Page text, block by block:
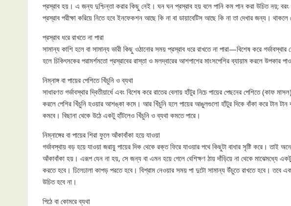
প্রস্রাব হয়। এ জন্য দুশ্চিন্তা করার কিছু নেই। ঘন ঘন প্রস্রাব হয় বলে পানি কম পান করা উচিত নয়; বরং
প্রস্রাব পরীক্ষা করিয়ে নিতে হবে ইনফেকশন আছে কি না বা ডায়াবেটিস আছে কি না তা দেখার জন্য। থাকলে
প্রস্রাব ধরে রাখতে না পারা
সামান্য কাশি হলে বা সামান্য ভারী কিছু ওঠানোর সময় প্রস্রাব ধরে রাখতে না পারা—বিশেষ করে
হলে চিকিৎসকের পরামর্শমতো প্রস্রাবের রাস্তা ও মলদ্বারের আশপাশের মাংসপেশির ব্যায়াম করলে উপকার
নিম্নাঙ্গ বা পায়ের পেশিতে খিঁচুনি ও ব্যথা
সাধারণত গর্ভাবস্থার দ্বিতীয়ার্ধে এবং বিশেষ করে রাতের বেলায় হাঁটুর নিচে পায়ের পেছনের পেশিতে (কাফ
করলে পেশির খিঁচুনি হওয়ার আশঙ্কা কমে। আর খিঁচুনি হলে পায়ের আঙুলগুলো হাঁটুর দিকে বাঁকা করে টান টান
কমবে। বিছানা থেকে উঠে একটু হাঁটলেও খিঁচুনি ও ব্যথা কমতে পারে।
নিম্নাঙ্গের বা পায়ের শিরা ফুলে আঁকাবাঁকা হয়ে যাওয়া
গর্ভাবস্থায় বড় হয়ে যাওয়া জরায়ু পায়ের দিক থেকে রক্ত ফিরে যাওয়ার পথে কিছুটা বাধার সৃষ্টি করে। তাই
আঁকাবাঁকা হয়। এরূপ যেন না হয়, সে জন্য বা এমন হয়ে গেলে বেশিক্ষণ ঠায় দাঁড়িয়ে না থেকে মাঝেমধ্যে
করতে হবে। ঢিলেঢালা কাপড় পরতে হবে। বিশ্রাম নেওয়ার সময় পা দুটো সামান্য উঁচুতে রাখতে হবে। তবে
উচিত হবে না।
পিঠে বা কোমরে ব্যথা